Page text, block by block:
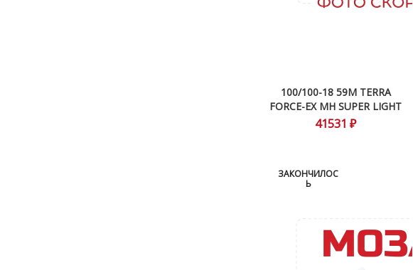
100/100-18 59M TERRA
FORCE-EX MH SUPER LIGHT
TT Mitas
41531 ₽
ЗАКОНЧИЛОС
Ь